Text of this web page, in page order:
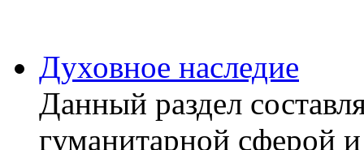
Духовное наследие
Данный раздел
гуманитарной сферой